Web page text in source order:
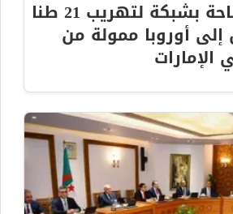
إسبانيا : الإطاحة بشبكة لتهريب 21 طنا
إلى أوروبا ممولة من